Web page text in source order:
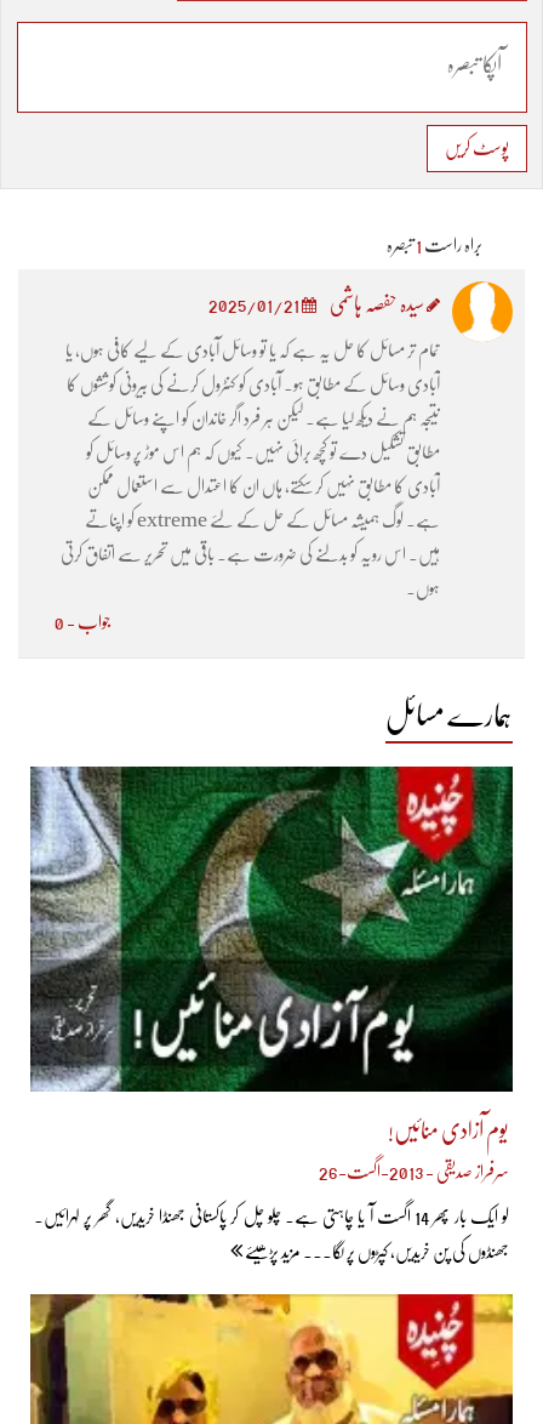
پوسٹ کریں
براہ راست 1 تبصرہ
سیدہ حفصہ ہاشمی 2025/01/21
تمام تر مسائل کا حل یہ ہے کہ یا تو وسائل آبادی کے لیے کافی ہوں، یا
آبادی وسائل کے مطابق ہو۔ آبادی کو کنٹرول کرنے کی بیرونی کوششوں کا
نتیجہ ہم نے دیکھ لیا ہے۔ لیکن ہر فرد اگر خاندان کو اپنے وسائل کے
مطابق تشکیل دے تو کچھ برائی نہیں۔ کیوں کہ ہم اس موڑ پر وسائل کو
آبادی کا مطابق نہیں کر سکتے، ہاں ان کا اعتدال سے استعمال ممکن
ہے۔ لوگ ہمیشہ مسائل کے حل کے لئے extreme کو اپناتے
ہیں۔ اس رویہ کو بدلنے کی ضرورت ہے۔ باقی میں تحریر سے اتفاق کرتی
ہوں۔
جواب - 0
ہمارے مسائل
یوم آزادی منائیں!
سرفراز صدیقی - 2013-اگست-26
لو ایک بار پھر 14 اگست آ یا چاہتی ہے۔ چلو چل کر پاکستانی جھنڈا خریدیں، گھر پر لہرائیں۔
جھنڈوں کی پن خریدیں، کپڑوں پر لگا... مزید پڑھیئے